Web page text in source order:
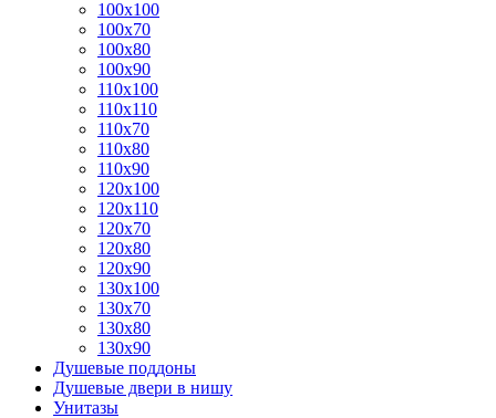
100x100
100x70
100x80
100x90
110x100
110x110
110x70
110x80
110x90
120x100
120x110
120x70
120x80
120x90
130x100
130x70
130x80
130x90
Душевые поддоны
Душевые двери в нишу
Унитазы